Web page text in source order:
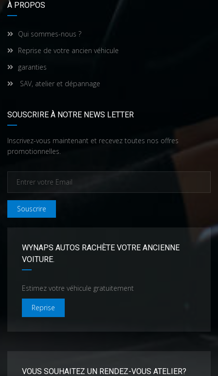
À PROPOS
Qui sommes-nous ?
Reprise de votre ancien véhicule
garanties
SAV, atelier et dépannage
SOUSCRIRE À NOTRE NEWS LETTER
Inscrivez-vous maintenant et recevez toutes nos offres
promotionnelles.
Souscrire
WYNAPS AUTOS RACHÈTE VOTRE ANCIENNE
VOITURE.
Estimez votre véhicule gratuitement
Reprise
VOUS SOUHAITEZ UN RENDEZ-VOUS ATELIER?